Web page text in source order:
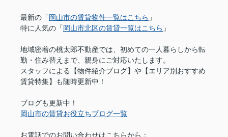
最新の「 岡山市の賃貸物件一覧はこちら 」
特に人気の「 岡山市北区の賃貸一覧はこちら 」
地域密着の桃太郎不動産では、初めての一人暮らしから転
勤・住み替えまで、親身にご対応いたします。
スタッフによる【物件紹介ブログ】や【エリア別おすすめ
賃貸特集】も随時更新中！
ブログも更新中！
岡山市の賃貸お役立ちブログ一覧
お電話でのお問い合わせはこちらから：